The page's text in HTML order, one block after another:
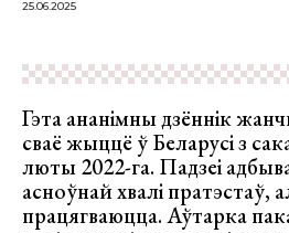
25.06.2025
Гэта ананімны дзённік
сваё жыццё ў Беларусі з
люты 2022-га. Падзеі
асноўнай хвалі пратэстаў,
працягваюцца. Аўтарка